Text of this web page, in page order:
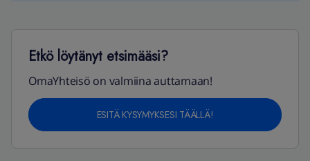
Etkö löytänyt etsimääsi?
OmaYhteisö on valmiina auttamaan!
ESITÄ KYSYMYKSESI TÄÄLLÄ!